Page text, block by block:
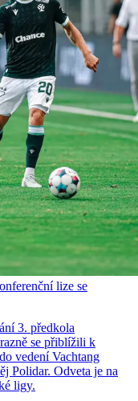
lize se
3. předkola
se přiblížili k
vedení Vachtang
Polidar. Odveta je na
ligy.